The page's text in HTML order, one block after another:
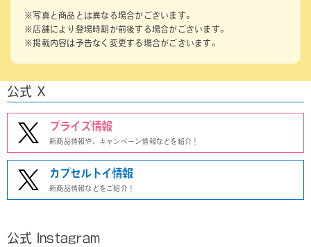
※写真と商品とは異なる場合がございます。
※店舗により登場時期が前後する場合がございます。
※掲載内容は予告なく変更する場合がございます。
公式 X
プライズ情報
新商品情報や、キャンペーン情報などを紹介！
カプセルトイ情報
新商品情報などをご紹介！
公式 Instagram